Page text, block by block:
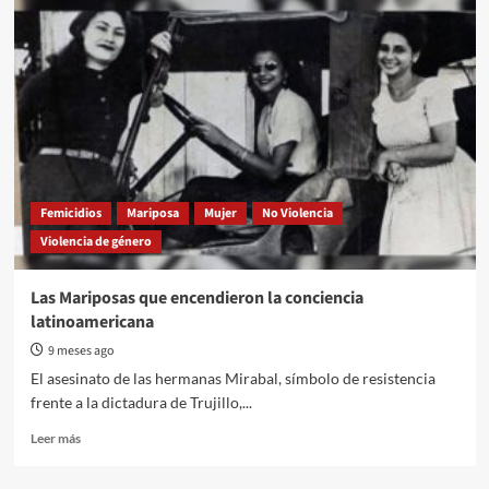
cooperativistas:
identidad,
lucha
reencuentro
FECOOTRER
Femicidios Mariposa Mujer
No Violencia
Violencia de género
Las Mariposas que encendieron la conciencia
latinoamericana
9 meses ago
El asesinato de las hermanas Mirabal, símbolo de resistencia
frente a la dictadura de Trujillo,...
Leer másRead